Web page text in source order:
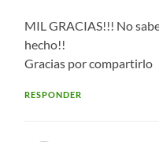
MIL GRACIAS!!! No
hecho!!
Gracias por compartirlo
RESPONDER